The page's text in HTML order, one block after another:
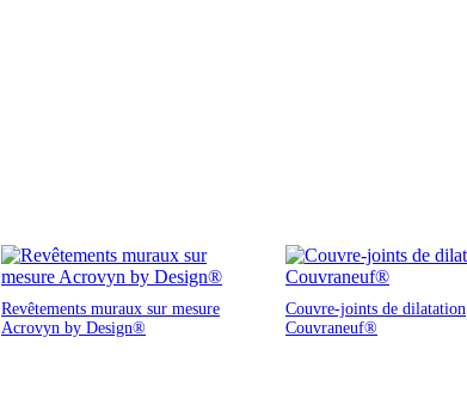
Revêtements muraux sur mesure
Acrovyn by Design®
Couvre-joints de dilatation
Couvraneuf®